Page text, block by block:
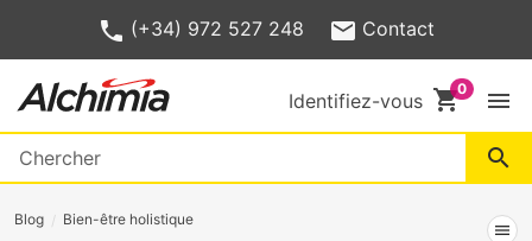
(+34) 972 527 248 Contact
Identifiez-vous shopping_cart menu
search
Blog Bien-être holistique
menu